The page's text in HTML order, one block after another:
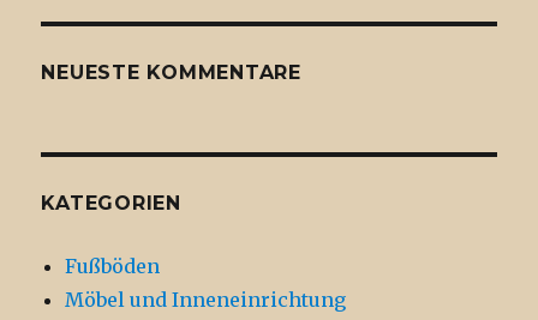
NEUESTE KOMMENTARE
KATEGORIEN
Fußböden
Möbel und Inneneinrichtung